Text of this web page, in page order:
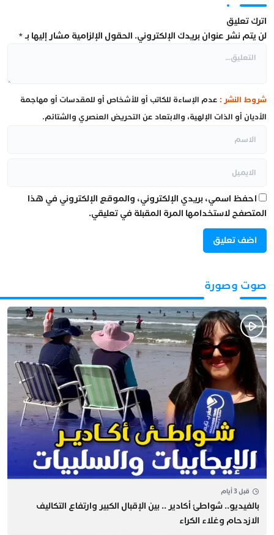
اترك تعليق
لن يتم نشر عنوان بريدك الإلكتروني. الحقول الإلزامية مشار إليها بـ*
شروط النشر : عدم الإساءة للكاتب أو للأشخاص أو للمقدسات أو مهاجمة
الأديان أو الذات الإلهية، والابتعاد عن التحريض العنصري والشتائم.
احفظ اسمي، بريدي الإلكتروني، والموقع الإلكتروني في هذا
المتصفح لاستخدامها المرة المقبلة في تعليقي.
صوت وصورة
قبل 3 أيام
بالفيديو.. شواطئ أكادير .. بين الإقبال الكبير وارتفاع التكاليف
الازدحام وغلاء الكراء